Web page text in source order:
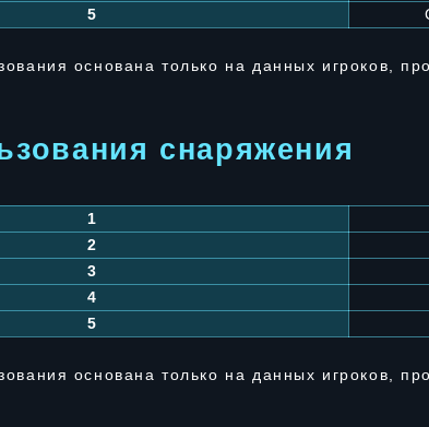
5
основана только на данных игроков,
снаряжения
1
2
3
4
5
основана только на данных игроков,